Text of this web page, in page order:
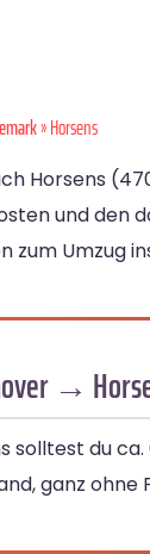
» Horsens
Horsens
und den
zum Umzug
→
solltest du
ganz ohne